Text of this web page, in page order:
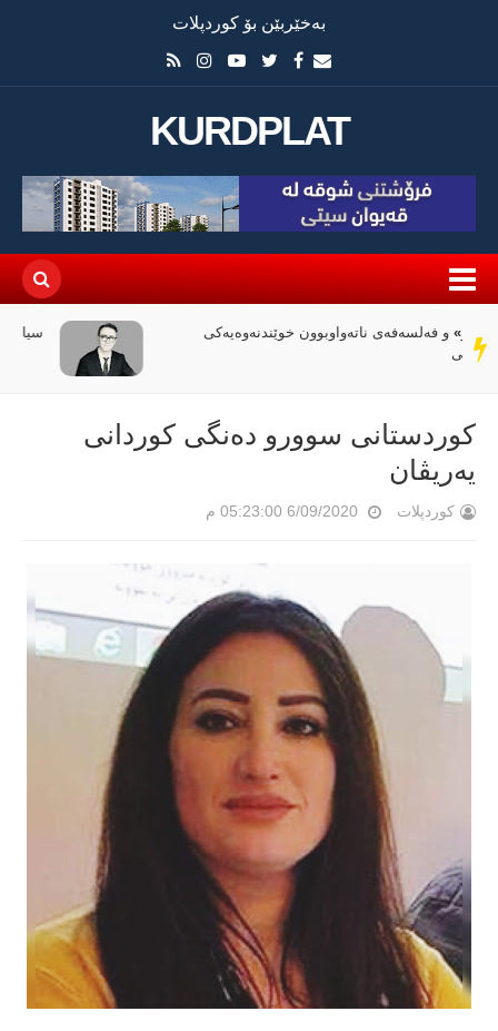
بەخێربێن بۆ کوردپلات
KURDPLAT
سەر
دێڕ
سیاسەتی خۆتەعریبکردن لە باشووری کوردستان
کوردستانی سوورو دەنگی کوردانی
یەریڤان
کوردپلات 6/09/2020 05:23:00 م